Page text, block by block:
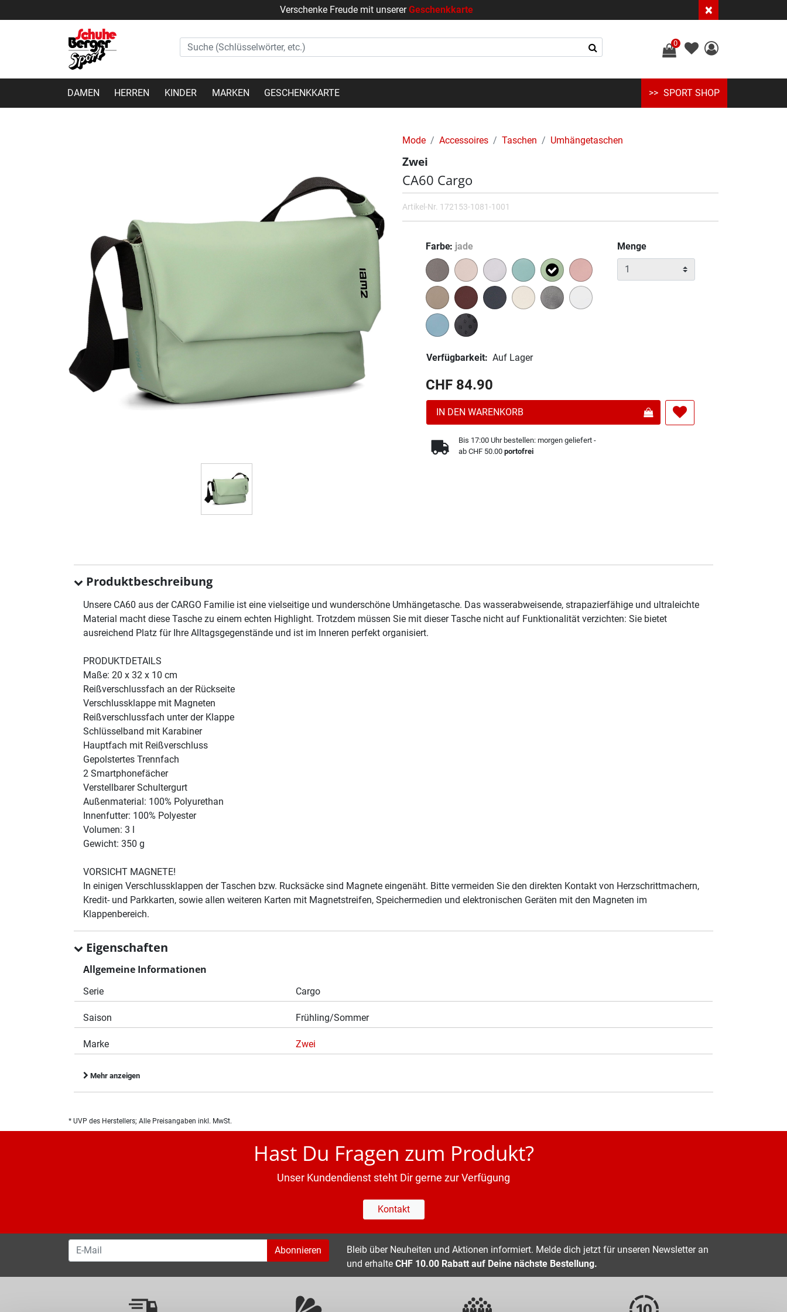
Verschenke Freude mit unsererGeschenkkarte ×
0
DAMEN HERREN KINDER MARKEN GESCHENKKARTE SPORT SHOP
Mode Accessoires Taschen Umhängetaschen
Zwei
CA60 Cargo
Artikel-Nr. 172153-1081-1001
Farbe jade
Ausgewählt
Menge
Verfügbarkeit: Auf Lager
CHF 84.90
IN DEN WARENKORB
Bis 17:00 Uhr bestellen: morgen geliefert -
ab CHF 50.00portofrei
Produktbeschreibung
Unsere CA60 aus der CARGO Familie ist eine vielseitige und wunderschöne Umhängetasche. Das wasserabweisende, strapazierfähige und ultraleichte
Material macht diese Tasche zu einem echten Highlight. Trotzdem müssen Sie mit dieser Tasche nicht auf Funktionalität verzichten: Sie bietet
ausreichend Platz für Ihre Alltagsgegenstände und ist im Inneren perfekt organisiert.
PRODUKTDETAILS
Maße: 20 x 32 x 10 cm
Reißverschlussfach an der Rückseite
Verschlussklappe mit Magneten
Reißverschlussfach unter der Klappe
Schlüsselband mit Karabiner
Hauptfach mit Reißverschluss
Gepolstertes Trennfach
2 Smartphonefächer
Verstellbarer Schultergurt
Außenmaterial: 100% Polyurethan
Innenfutter: 100% Polyester
Volumen: 3 l
Gewicht: 350 g
VORSICHT MAGNETE!
In einigen Verschlussklappen der Taschen bzw. Rucksäcke sind Magnete eingenäht. Bitte vermeiden Sie den direkten Kontakt von Herzschrittmachern,
Kredit- und Parkkarten, sowie allen weiteren Karten mit Magnetstreifen, Speichermedien und elektronischen Geräten mit den Magneten im
Klappenbereich.
Eigenschaften
Allgemeine Informationen
Serie Cargo
Saison Frühling/Sommer
Marke Zwei
Mehr anzeigen
* UVP des Herstellers; Alle Preisangaben inkl. MwSt.
Hast Du Fragen zum Produkt?
Unser Kundendienst steht Dir gerne zur Verfügung
Kontakt
Abonnieren
Bleib über Neuheiten und Aktionen informiert. Melde dich jetzt für unseren Newsletter an
und erhalte CHF 10.00 Rabatt auf Deine nächste Bestellung.